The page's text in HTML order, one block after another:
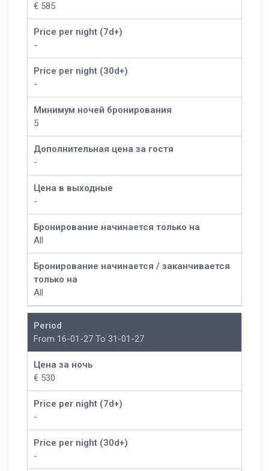
€ 585
Price per night (7d+)
-
Price per night (30d+)
-
Минимум ночей бронирования
5
Дополнительная цена за гостя
-
Цена в выходные
-
Бронирование начинается только на
All
Бронирование начинается / заканчивается
только на
All
Period
From 16-01-27 To 31-01-27
Цена за ночь
€ 530
Price per night (7d+)
-
Price per night (30d+)
-